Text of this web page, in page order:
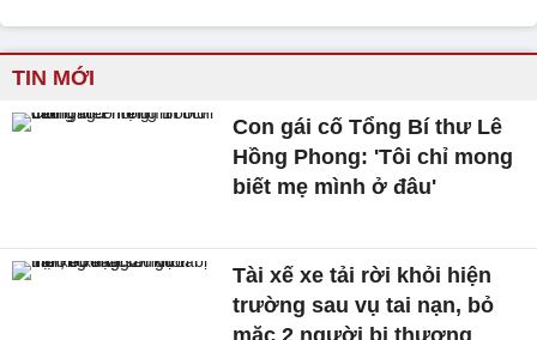
TIN MỚI
Con gái cố Tổng Bí thư Lê
Hồng Phong: 'Tôi chỉ mong
biết mẹ mình ở đâu'
Tài xế xe tải rời khỏi hiện
trường sau vụ tai nạn, bỏ